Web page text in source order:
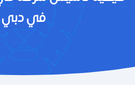
في دبي